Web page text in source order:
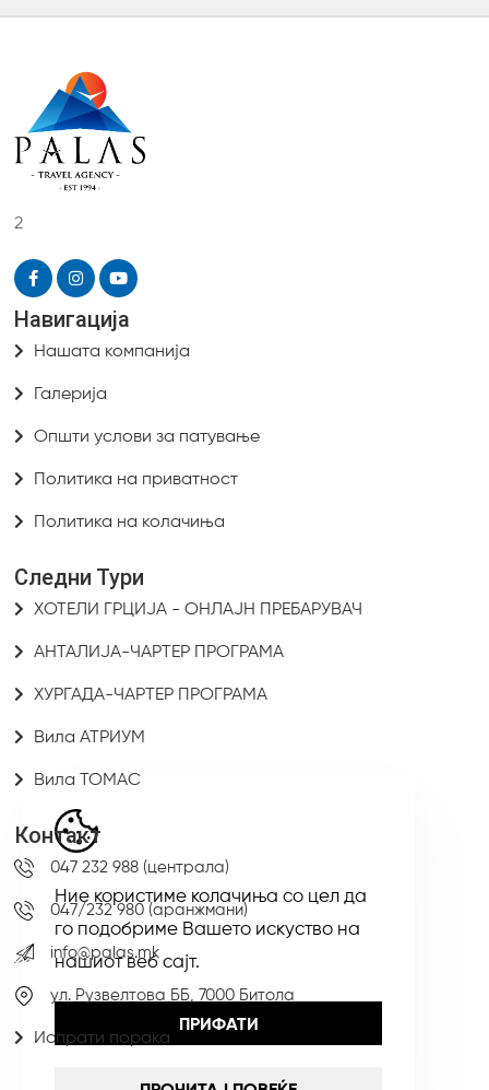
Ние користиме колачиња со цел да
го подобриме Вашето искуство на
нашиот веб сајт.
ПРИФАТИ
2
Навигација
Нашата компанија
Галерија
Општи услови за патување
Политика на приватност
Политика на колачиња
Следни Тури
ХОТЕЛИ ГРЦИЈА - ОНЛАЈН ПРЕБАРУВАЧ
АНТАЛИЈА-ЧАРТЕР ПРОГРАМА
ХУРГАДА-ЧАРТЕР ПРОГРАМА
Вила АТРИУМ
Вила ТОМАС
Контакт
047 232 988 (централа)
047/232 980 (аранжмани)
info@palas.mk
ул. Рузвелтова ББ, 7000 Битола
Испрати порака